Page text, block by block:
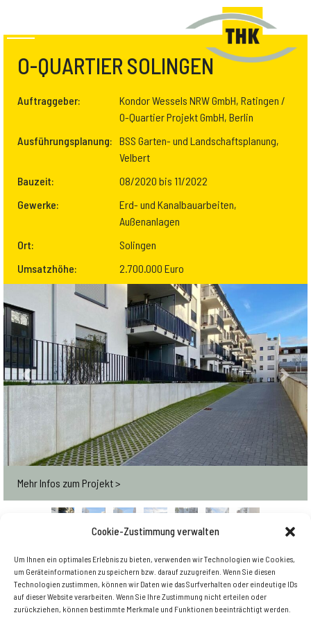
Cookie-Zustimmung verwalten
Um Ihnen ein optimales Erlebnis zu bieten, verwenden wir Technologien wie Cookies,
um Geräteinformationen zu speichern bzw. darauf zuzugreifen. Wenn Sie diesen
Technologien zustimmen, können wir Daten wie das Surfverhalten oder eindeutige IDs
auf dieser Website verarbeiten. Wenn Sie Ihre Zustimmung nicht erteilen oder
zurückziehen, können bestimmte Merkmale und Funktionen beeinträchtigt werden.
O-QUARTIER SOLINGEN
Auftraggeber:
Kondor Wessels NRW GmbH, Ratingen /
O-Quartier Projekt GmbH, Berlin
Ausführungsplanung: BSS Garten- und Landschaftsplanung,
Velbert
Bauzeit:
08/2020 bis 11/2022
Gewerke:
Erd- und Kanalbauarbeiten,
Außenanlagen
Ort:
Solingen
Umsatzhöhe:
2.700.000 Euro
Previous Next
Mehr Infos zum Projekt >
Zurück zur Übersicht